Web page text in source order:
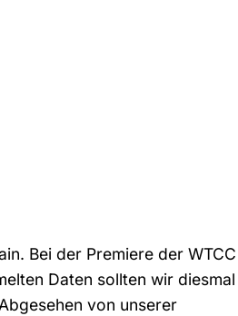
Bei der Premiere der WTCC
Daten sollten wir diesmal
von unserer